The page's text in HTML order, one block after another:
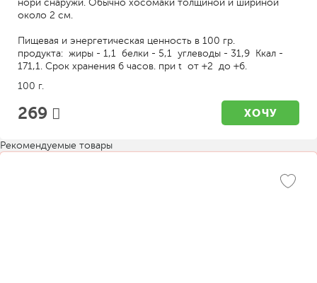
нори снаружи. Обычно хосомаки толщиной и шириной
около 2 см.
Пищевая и энергетическая ценность в 100 гр.
продукта: жиры - 1,1 белки - 5,1 углеводы - 31,9 Ккал -
171,1. Срок хранения 6 часов. при t от +2 до +6.
100 г.
269 ХОЧУ
Рекомендуемые товары